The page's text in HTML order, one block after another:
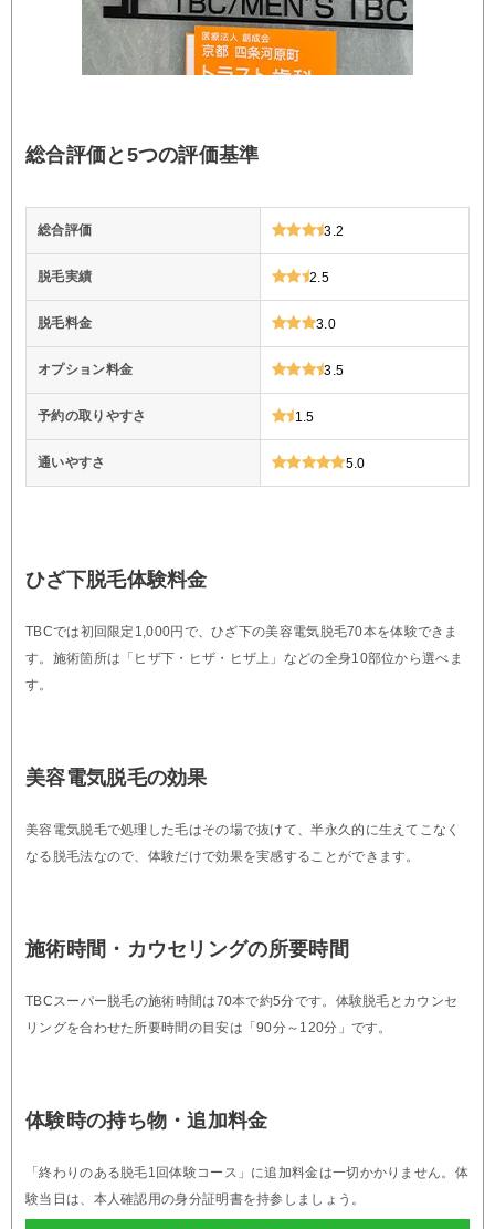
総合評価と5つの評価基準
総合評価 3.2
脱毛実績 2.5
脱毛料金 3.0
オプション料金 3.5
予約の取りやすさ 1.5
通いやすさ 5.0
ひざ下脱毛体験料金
TBCでは初回限定1,000円で、ひざ下の美容電気脱毛70本を体験できま
す。施術箇所は「ヒザ下・ヒザ・ヒザ上」などの全身10部位から選べま
す。
美容電気脱毛の効果
美容電気脱毛で処理した毛はその場で抜けて、半永久的に生えてこなく
なる脱毛法なので、体験だけで効果を実感することができます。
施術時間・カウセリングの所要時間
TBCスーパー脱毛の施術時間は70本で約5分です。体験脱毛とカウンセ
リングを合わせた所要時間の目安は「90分～120分」です。
体験時の持ち物・追加料金
「終わりのある脱毛1回体験コース」に追加料金は一切かかりません。体
験当日は、本人確認用の身分証明書を持参しましょう。